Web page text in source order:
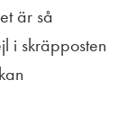
är så
i skräpposten